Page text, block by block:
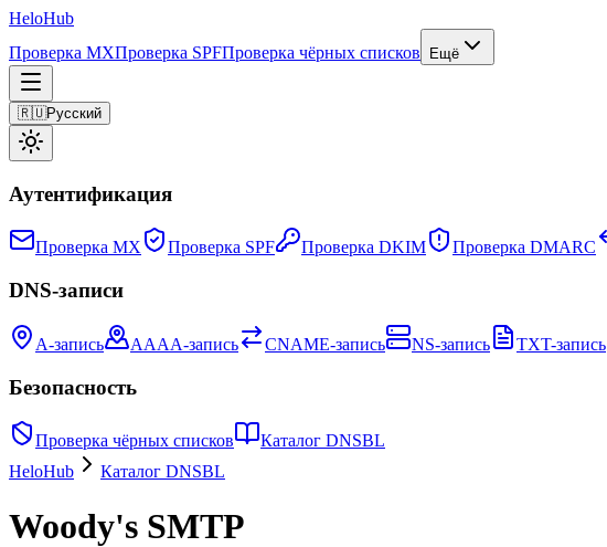
HeloHub
Проверка MXПроверка SPFПроверка чёрных списков Ещё
🇷🇺Русский
Аутентификация
Проверка MX Проверка SPF Проверка DKIM Проверка DMARC
DNS-записи
A-запись AAAA-запись CNAME-запись NS-запись TXT-запись
Безопасность
Проверка чёрных списков
Каталог DNSBL
HeloHub
Каталог DNSBL
Woody's SMTP